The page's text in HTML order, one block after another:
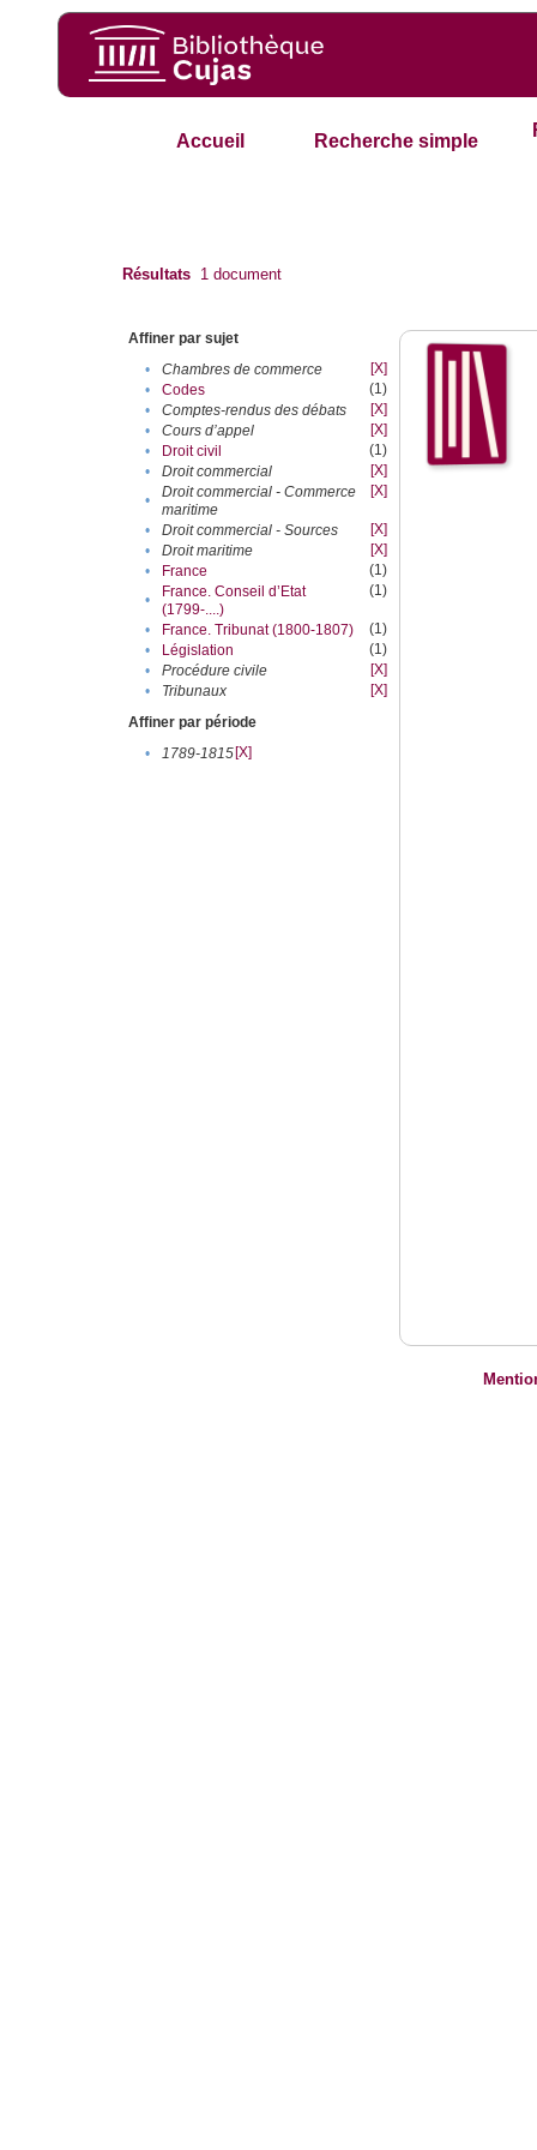
Accueil Recherche simple
Résultats 1 document
Affiner par sujet
•
Chambres de commerce
[X]
•
Codes
(1)
•
Comptes-rendus des débats
[X]
•
Cours d’appel
[X]
•
Droit civil
(1)
•
Droit commercial
[X]
•
Droit commercial - Commerce
maritime
[X]
• Droit commercial - Sources
[X]
•
Droit maritime
[X]
•
France
(1)
•
France. Conseil d’Etat
(1799-....)
(1)
• France. Tribunat (1800-1807)
(1)
•
Législation
(1)
•
Procédure civile
[X]
•
Tribunaux
[X]
Affiner par période
•
1789-1815[X]